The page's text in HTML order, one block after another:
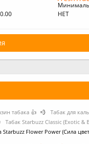
НЕТ
Fresh Track
табака 👍 💨 Табак для
Табак Starbuzz Classic (Exotic &
Starbuzz Flower Power (Сила